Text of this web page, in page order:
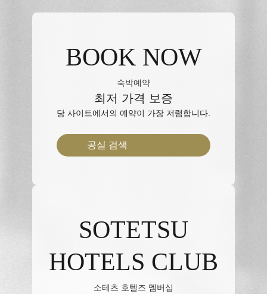
BOOK NOW
숙박예약
최저 가격 보증
당 사이트에서의 예약이 가장 저렴합니다.
공실 검색
SOTETSU
HOTELS CLUB
소테츠 호텔즈 멤버십